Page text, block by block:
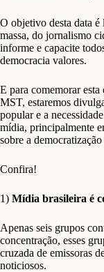
O objetivo desta data
massa, do jornalismo
informe e capacite
democracia valores.
E para comemorar
MST, estaremos
popular e a
mídia, principalmente
sobre a
Confira!
1) Mídia brasileira é
Apenas seis grupos
concentração, esses
cruzada de emissoras
noticiosos.